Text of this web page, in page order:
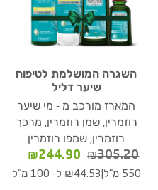
השגרה המושלמת לטיפוח
שיער דליל
המארז מורכב מ - מי שיער
רוזמרין, שמן רוזמרין, מרכך
רוזמרין, שמפו רוזמרין
₪305.20
המחיר
המקורי
₪244.90
המחיר
הנוכחי
550 מ"ל ₪44.53 ל- 100 מ"ל